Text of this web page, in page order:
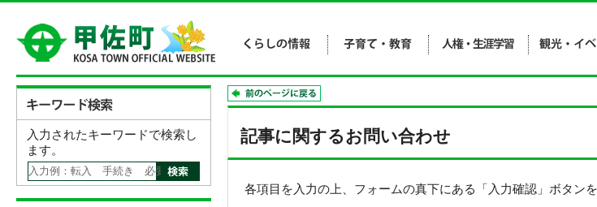
記事に関するお問い合わせ
各項目を入力の上、フォームの真下にある「入力確認」ボタン
入力されたキーワードで検索し
ます。